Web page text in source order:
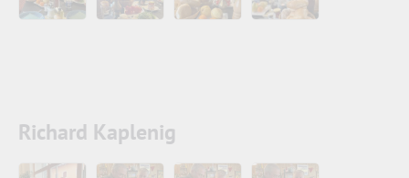
Richard Kaplenig